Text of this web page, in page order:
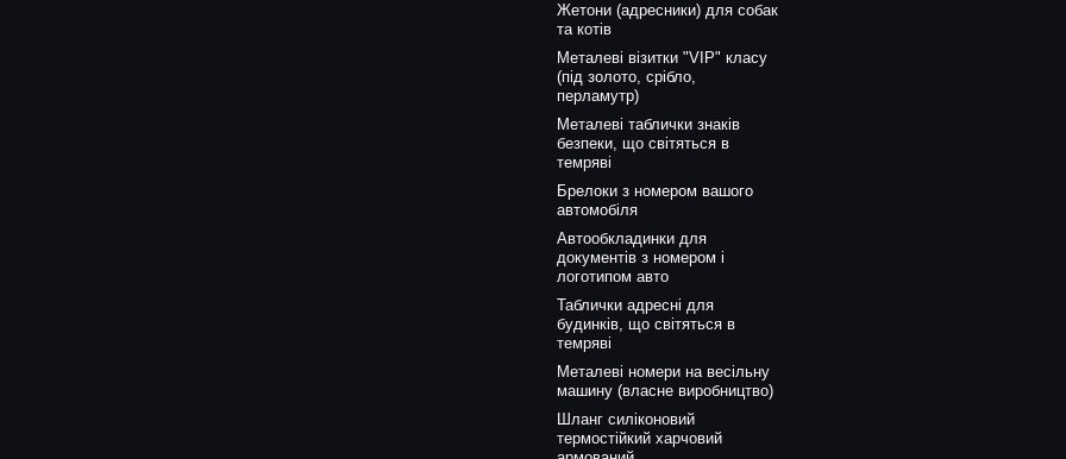
Жетони (адресники) для собак
та котів
Металеві візитки "VIP" класу
(під золото, срібло,
перламутр)
Металеві таблички знаків
безпеки, що світяться в
темряві
Брелоки з номером вашого
автомобіля
Автообкладинки для
документів з номером і
логотипом авто
Таблички адресні для
будинків, що світяться в
темряві
Металеві номери на весільну
машину (власне виробництво)
Шланг силіконовий
термостійкий харчовий